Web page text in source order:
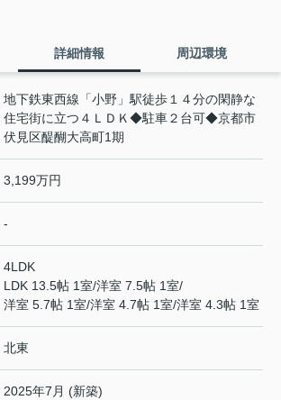
詳細情報 周辺環境
地下鉄東西線「小野」駅徒歩１４分の閑静な
住宅街に立つ４ＬＤＫ◆駐車２台可◆京都市
伏見区醍醐大高町1期
3,199万円
-
4LDK
LDK 13.5帖 1室/洋室 7.5帖 1室/
洋室 5.7帖 1室/洋室 4.7帖 1室/洋室 4.3帖 1室
北東
2025年7月 (新築)